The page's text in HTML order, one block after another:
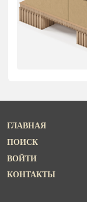
ГЛАВНАЯ
ПОИСК
ВОЙТИ
КОНТАКТЫ